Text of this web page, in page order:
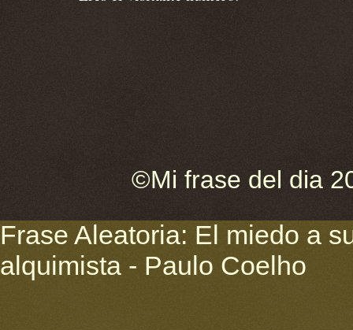
©Mi frase del dia
Frase Aleatoria: El miedo a
alquimista - Paulo Coelho